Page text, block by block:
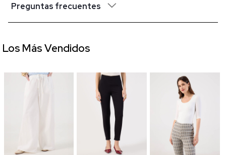
Preguntas frecuentes
Los Más Vendidos